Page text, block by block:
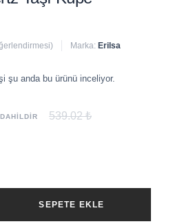
Marka: Erilsa
şu anda bu ürünü inceliyor.
539.02 ₺
SEPETE EKLE